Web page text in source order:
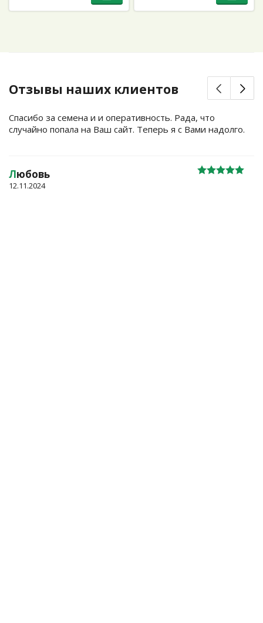
Отзывы наших клиентов
Спасибо за семена и и оперативность. Рада, что
случайно попала на Ваш сайт. Теперь я с Вами надолго.
Любовь
12.11.2024